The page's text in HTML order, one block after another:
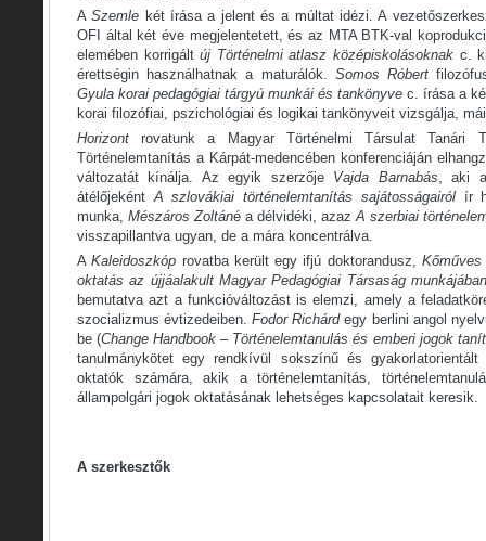
ASzemle két írása a jelent és a múltat idézi. A
OFI által két éve megjelentetett, és az MTA BTK-val
elemében korrigáltúj Történelmi atlasz középiskolásoknak c.
érettségin használhatnak a maturálók. Somos Róbert
Gyula korai pedagógiai tárgyú munkái és tankönyve c. írása a
korai filozófiai, pszichológiai és logikai tankönyveit vizsgálja,
Horizont rovatunk a Magyar Történelmi Társulat Tanári
Történelemtanítás a Kárpát-medencében konferenciáján
változatát kínálja. Az egyik szerzője Vajda Barnabás, aki
átélőjekéntA szlovákiai történelemtanítás sajátosságairólír
munka, Mészáros Zoltáné a délvidéki, azazA szerbiai
visszapillantva ugyan, de a mára koncentrálva.
AKaleidoszkóp rovatba került egy ifjú doktorandusz, Kőműves
oktatás az újjáalakult Magyar Pedagógiai Társaság munkájában
bemutatva azt a funkcióváltozást is elemzi, amely a
szocializmus évtizedeiben.Fodor Richárdegy berlini angol
be (Change Handbook – Történelemtanulás és emberi jogok
tanulmánykötet egy rendkívül sokszínű és
oktatók számára, akik a történelemtanítás,
állampolgári jogok oktatásának lehetséges kapcsolatait keresik.
A szerkesztők